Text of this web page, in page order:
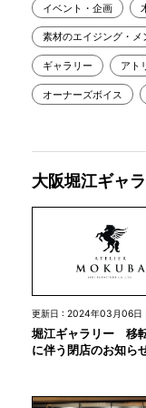
イベント・企画
素材のエイジング・メ
ギャラリー アト
オーナーズボイス
大阪堀江ギャ
更新日 : 2024年03月06日
堀江ギャラリー 移
に伴う閉店のお知ら